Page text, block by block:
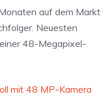
auf dem Markt
Neuesten
48-Megapixel-
mit 48 MP-Kamera